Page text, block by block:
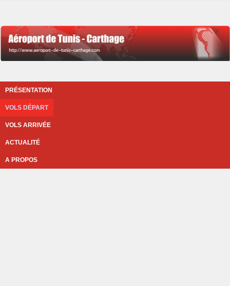
PRÉSENTATION
VOLS DÉPART
VOLS ARRIVÉE
ACTUALITÉ
A PROPOS